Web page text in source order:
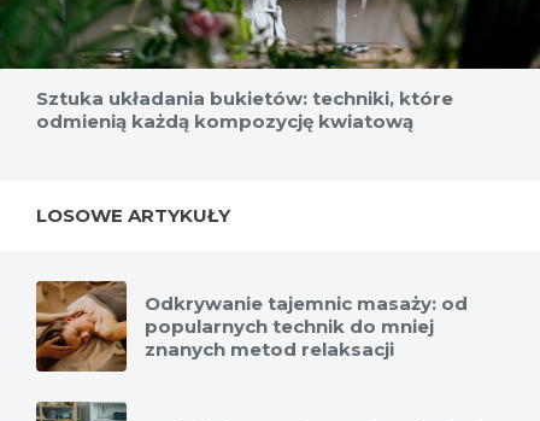
Sztuka układania bukietów: techniki, które
odmienią każdą kompozycję kwiatową
LOSOWE ARTYKUŁY
Odkrywanie tajemnic masaży: od
popularnych technik do mniej
znanych metod relaksacji